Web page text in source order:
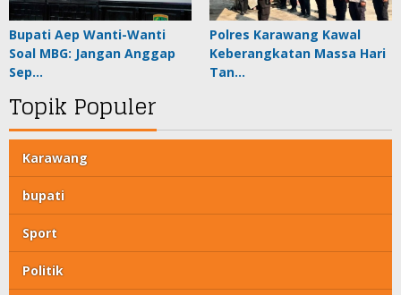
Bupati Aep Wanti-Wanti
Soal MBG: Jangan Anggap
Sep…
Polres Karawang Kawal
Keberangkatan Massa Hari
Tan…
Topik Populer
Karawang
bupati
Sport
Politik